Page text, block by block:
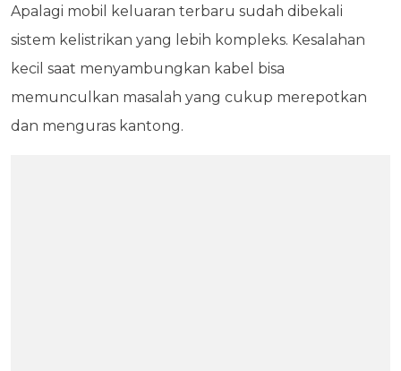
Apalagi mobil keluaran terbaru sudah dibekali
sistem kelistrikan yang lebih kompleks. Kesalahan
kecil saat menyambungkan kabel bisa
memunculkan masalah yang cukup merepotkan
dan menguras kantong.